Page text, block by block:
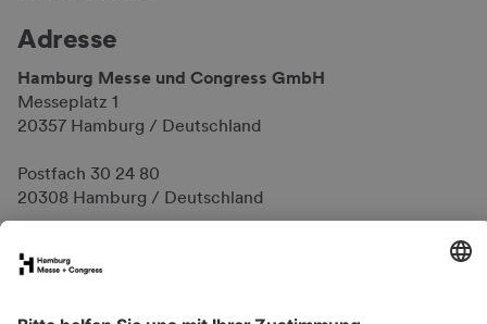
Adresse
Hamburg Messe und Congress GmbH
Messeplatz 1
20357 Hamburg / Deutschland
Postfach 30 24 80
20308 Hamburg / Deutschland
FAQs für Ausstellende